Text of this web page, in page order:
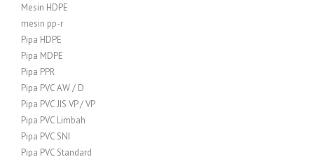
Mesin HDPE
mesin pp-r
Pipa HDPE
Pipa MDPE
Pipa PPR
Pipa PVC AW / D
Pipa PVC JIS VP / VP
Pipa PVC Limbah
Pipa PVC SNI
Pipa PVC Standard